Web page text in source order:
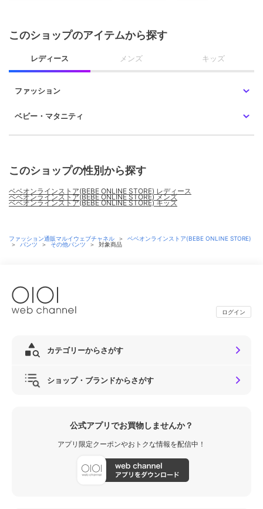
このショップのアイテムから探す
レディース メンズ キッズ
ファッション
ベビー・マタニティ
このショップの性別から探す
ベベオンラインストア(BEBE ONLINE STORE) レディース
ベベオンラインストア(BEBE ONLINE STORE) メンズ
ベベオンラインストア(BEBE ONLINE STORE) キッズ
ファッション通販マルイウェブチャネル ＞
ベベオンラインストア(BEBE ONLINE STORE)
＞
パンツ ＞ その他パンツ ＞ 対象商品
ログイン
カテゴリーからさがす
ショップ・ブランドからさがす
公式アプリでお買物しませんか？
アプリ限定クーポンやおトクな情報を配信中！